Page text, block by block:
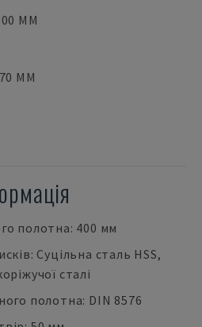
MM
MM
полотна: 400 мм
Суцільна сталь HSS,
сталі
полотна: DIN 8576